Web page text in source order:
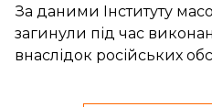
За даними Інституту
загинули під час
внаслідок російських